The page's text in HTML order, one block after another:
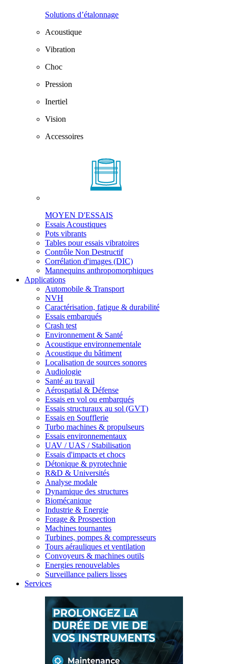
Solutions d’étalonnage
Acoustique
Vibration
Choc
Pression
Inertiel
Vision
Accessoires
MOYEN D'ESSAIS
Essais Acoustiques
Pots vibrants
Tables pour essais vibratoires
Contrôle Non Destructif
Corrélation d'images (DIC)
Mannequins anthropomorphiques
Applications
Automobile & Transport
NVH
Caractérisation, fatigue & durabilité
Essais embarqués
Crash test
Environnement & Santé
Acoustique environnementale
Acoustique du bâtiment
Localisation de sources sonores
Audiologie
Santé au travail
Aérospatial & Défense
Essais en vol ou embarqués
Essais structuraux au sol (GVT)
Essais en Soufflerie
Turbo machines & propulseurs
Essais environnementaux
UAV / UAS / Stabilisation
Essais d'impacts et chocs
Détonique & pyrotechnie
R&D & Universités
Analyse modale
Dynamique des structures
Biomécanique
Industrie & Energie
Forage & Prospection
Machines tournantes
Turbines, pompes & compresseurs
Tours aérauliques et ventilation
Convoyeurs & machines outils
Energies renouvelables
Surveillance paliers lisses
Services